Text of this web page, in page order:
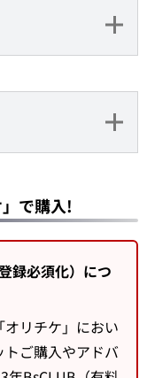
で購入!
録必須化）につ
リチケ」におい
ご購入やアドバ